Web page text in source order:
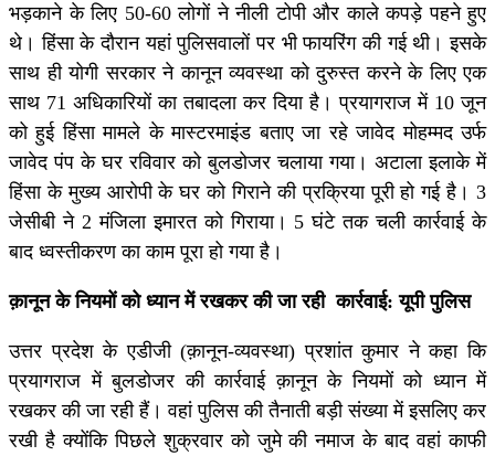
भड़काने के लिए 50-60 लोगों ने नीली टोपी और काले कपड़े पहने हुए
थे। हिंसा के दौरान यहां पुलिसवालों पर भी फायरिंग की गई थी। इसके
साथ ही योगी सरकार ने कानून व्यवस्था को दुरुस्त करने के लिए एक
साथ 71 अधिकारियों का तबादला कर दिया है। प्रयागराज में 10 जून
को हुई हिंसा मामले के मास्टरमाइंड बताए जा रहे जावेद मोहम्मद उर्फ
जावेद पंप के घर रविवार को बुलडोजर चलाया गया। अटाला इलाके में
हिंसा के मुख्य आरोपी के घर को गिराने की प्रक्रिया पूरी हो गई है। 3
जेसीबी ने 2 मंजिला इमारत को गिराया। 5 घंटे तक चली कार्रवाई के
बाद ध्वस्तीकरण का काम पूरा हो गया है।
क़ानून के नियमों को ध्यान में रखकर की जा रही कार्रवाई: यूपी पुलिस
उत्तर प्रदेश के एडीजी (क़ानून-व्यवस्था) प्रशांत कुमार ने कहा कि
प्रयागराज में बुलडोजर की कार्रवाई क़ानून के नियमों को ध्यान में
रखकर की जा रही हैं। वहां पुलिस की तैनाती बड़ी संख्या में इसलिए कर
रखी है क्योंकि पिछले शुक्रवार को जुमे की नमाज के बाद वहां काफी